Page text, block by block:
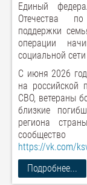
Единый
Отечества по
поддержки
операции
социальной
С июня 2026
на российской
СВО, ветераны
близкие
региона
https://vk.com/
Подробнее...